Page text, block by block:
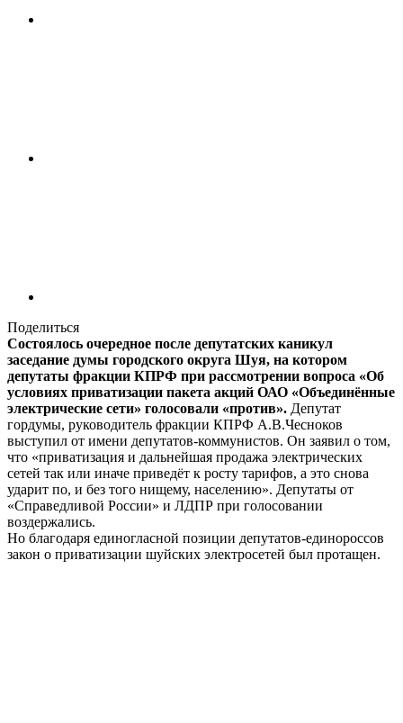
Поделиться
Состоялось очередное после депутатских каникул
заседание думы городского округа Шуя, на котором
депутаты фракции КПРФ при рассмотрении вопроса «Об
условиях приватизации пакета акций ОАО «Объединённые
электрические сети» голосовали «против». Депутат
гордумы, руководитель фракции КПРФ А.В.Чесноков
выступил от имени депутатов-коммунистов. Он заявил о том,
что «приватизация и дальнейшая продажа электрических
сетей так или иначе приведёт к росту тарифов, а это снова
ударит по, и без того нищему, населению». Депутаты от
«Справедливой России» и ЛДПР при голосовании
воздержались.
Но благодаря единогласной позиции депутатов-единороссов
закон о приватизации шуйских электросетей был протащен.